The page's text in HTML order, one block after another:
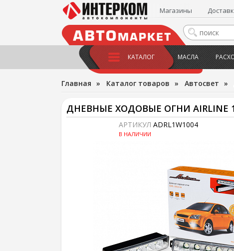
Магазины
КАТАЛОГ МАСЛА
Главная » Каталог товаров » Автосвет »
ДНЕВНЫЕ ХОДОВЫЕ ОГНИ AIRLINE
АРТИКУЛ ADRL1W1004
В НАЛИЧИИ